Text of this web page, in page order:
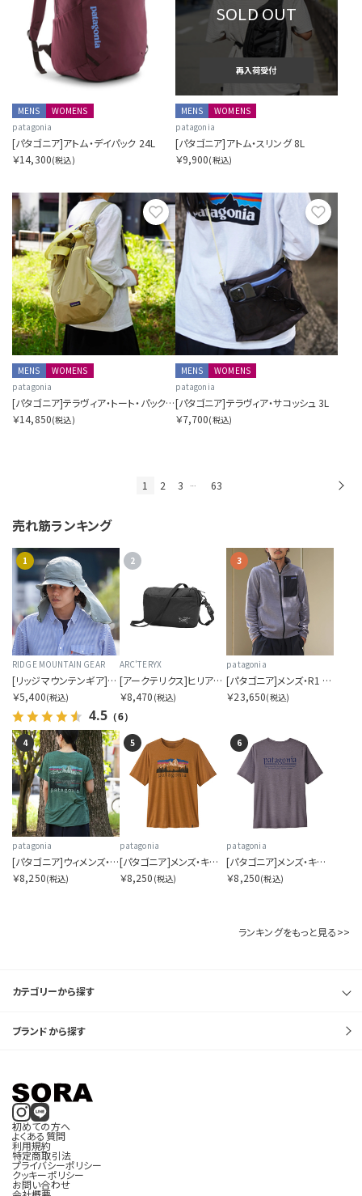
MENS
WOMENS
patagonia
[パタゴニア]アトム・デイパック 24L
￥14,300(税込)
SOLD OUT
再入荷受付
MENS
WOMENS
patagonia
[パタゴニア]アトム・スリング 8L
￥9,900(税込)
お気に入り
MENS
WOMENS
patagonia
[パタゴニア]テラヴィア・トート・パック 24L
￥14,850(税込)
MENS
WOMENS
patagonia
[パタゴニア]テラヴィア・サコッシュ 3L
￥7,700(税込)
1 2 3 … 63
売れ筋ランキング
1
RIDGE MOUNTAIN GEAR
[リッジマウンテンギア]サンシェード 2026
￥5,400(税込)
4.5 （6）
2
ARC'TERYX
[アークテリクス]ヒリアド クロスボディ
￥8,470 (税込)
3
patagonia
[パタゴニア]メンズ・R1 エア・ジャケット
￥23,650(税込)
4
patagonia
[パタゴニア]ウィメンズ・キャプリーン・クール・デイリー・シャツ（フィッツロイ・フットヒルズ）
￥8,250(税込)
5
patagonia
[パタゴニア]メンズ・キャプリーン・クール・デイリー・シャツ（フィッツロイ・フットヒルズ）
￥8,250 (税込)
6
patagonia
[パタゴニア]メンズ・キャプリーン・クール・デイリー・シャツ（ハット・トリッパー）
￥8,250(税込)
ランキングをもっと見る>>
カテゴリーから探す
ブランドから探す
初めての方へ
よくある質問
利用規約
特定商取引法
プライバシーポリシー
クッキーポリシー
お問い合わせ